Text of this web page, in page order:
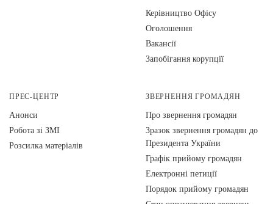
Керівництво Офісу
Оголошення
Вакансії
Запобігання корупції
ПРЕС-ЦЕНТР
Анонси
Робота зі ЗМІ
Розсилка матеріалів
ЗВЕРНЕННЯ ГРОМАДЯН
Про звернення громадян
Зразок звернення громадян до
Президента України
Графік прийому громадян
Електронні петиції
Порядок прийому громадян